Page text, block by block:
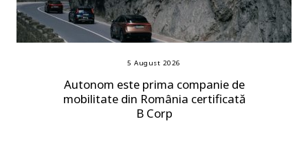
5 August 2026
Autonom este prima companie de
mobilitate din România certificată
B Corp